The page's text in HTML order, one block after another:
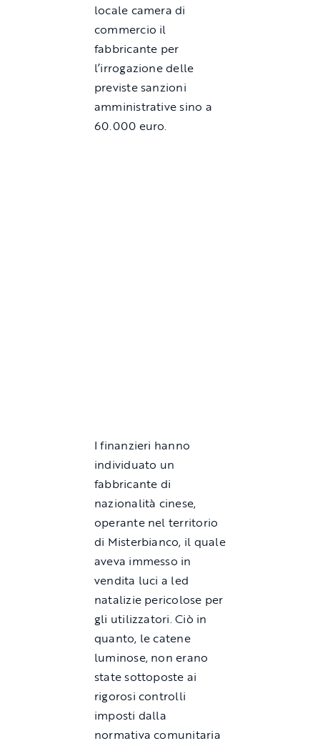
locale camera di
commercio il
fabbricante per
l’irrogazione delle
previste sanzioni
amministrative sino a
60.000 euro.
I finanzieri hanno
individuato un
fabbricante di
nazionalità cinese,
operante nel territorio
di Misterbianco, il quale
aveva immesso in
vendita luci a led
natalizie pericolose per
gli utilizzatori. Ciò in
quanto, le catene
luminose, non erano
state sottoposte ai
rigorosi controlli
imposti dalla
normativa comunitaria